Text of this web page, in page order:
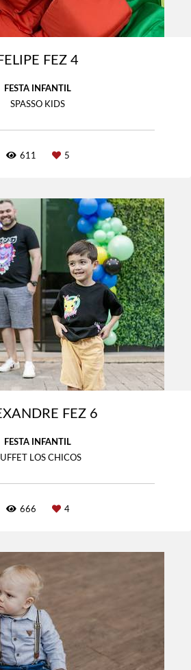
FEZ 4
FESTA INFANTIL
SPASSO KIDS
611 5
FEZ 6
FESTA INFANTIL
LOS CHICOS
666 4